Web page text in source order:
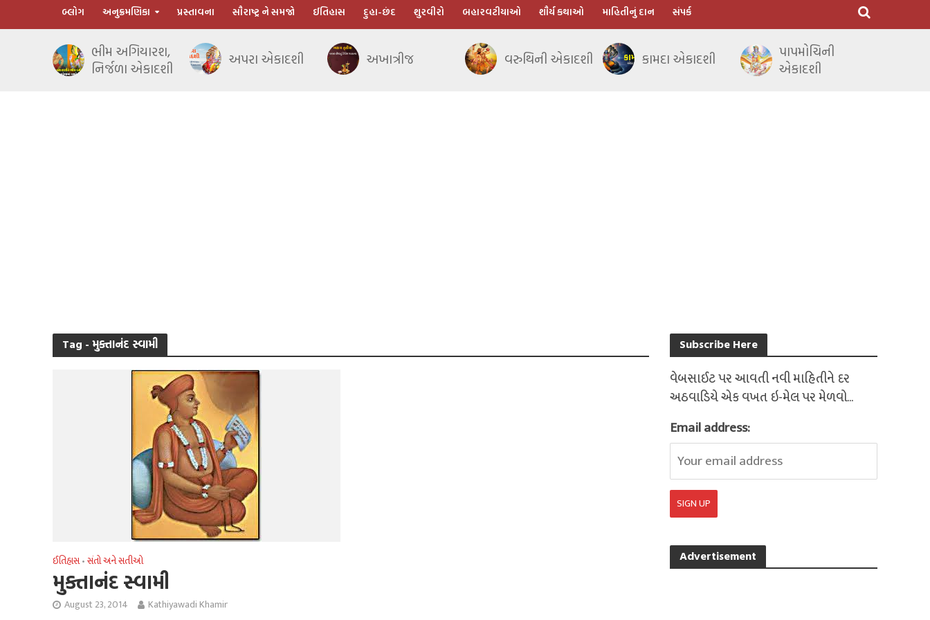
બ્લોગ અનુક્રમણિકા પ્રસ્તાવના સૌરાષ્ટ્ર ને સમજો ઈતિહાસ દુહા-છંદ શુરવીરો બહારવટીયાઓ શૌર્ય કથાઓ માહિતીનું દાન સંપર્ક
ભીમ અગિયારશ,
નિર્જળા એકાદશી
અપરા એકાદશી અખાત્રીજ વરુથિની એકાદશી કામદા એકાદશી
પાપમોચિની
એકાદશી
Tag - મુક્તાનંદ સ્વામી
ઈતિહાસ •સંતો અને સતીઓ
મુક્તાનંદ સ્વામી
August 23, 2014 Kathiyawadi Khamir
Subscribe Here
વેબસાઈટ પર આવતી નવી માહિતીને દર
અઠવાડિયે એક વખત ઇ-મેલ પર મેળવો...
Email address:
Advertisement